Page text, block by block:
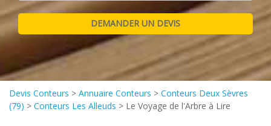
Devis Conteurs > Annuaire Conteurs > Conteurs Deux Sèvres
(79) > Conteurs Les Alleuds > Le Voyage de l'Arbre à Lire